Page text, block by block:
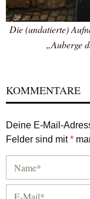
Die (undatierte)
„Auberge
KOMMENTARE
Deine E-Mail-
Felder sind mit*